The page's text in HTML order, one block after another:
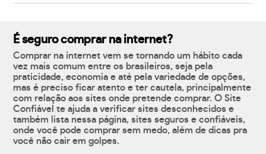
É seguro comprar na internet?
Comprar na internet vem se tornando um hábito cada
vez mais comum entre os brasileiros, seja pela
praticidade, economia e até pela variedade de opções,
mas é preciso ficar atento e ter cautela, principalmente
com relação aos sites onde pretende comprar. O Site
Confiável te ajuda a verificar sites desconhecidos e
também lista nessa página, sites seguros e confiáveis,
onde você pode comprar sem medo, além de dicas pra
você não cair em golpes.